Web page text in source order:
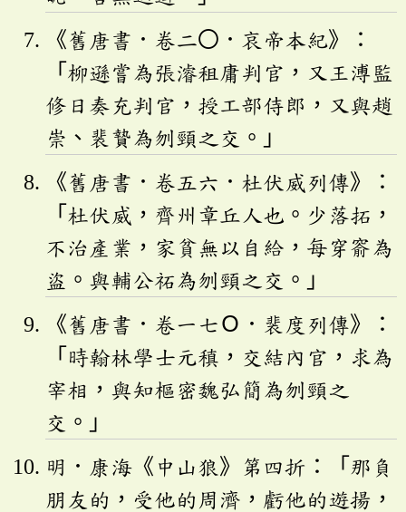
《舊唐書．卷二〇．哀帝本紀》：
「柳遜嘗為張濬租庸判官，又王溥監
修日奏充判官，授工部侍郎，又與趙
崇、裴贄為刎頸之交。」
《舊唐書．卷五六．杜伏威列傳》：
「杜伏威，齊州章丘人也。少落拓，
不治產業，家貧無以自給，每穿窬為
盜。與輔公祏為刎頸之交。」
《舊唐書．卷一七Ｏ．裴度列傳》：
「時翰林學士元稹，交結內官，求為
宰相，與知樞密魏弘簡為刎頸之
交。」
明．康海《中山狼》第四折：「那負
朋友的，受他的周濟，虧他的遊揚，